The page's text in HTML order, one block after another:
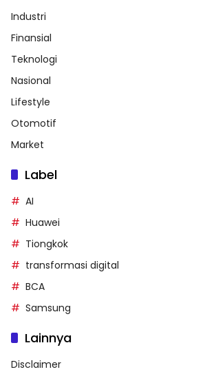
Industri
Finansial
Teknologi
Nasional
Lifestyle
Otomotif
Market
Label
AI
Huawei
Tiongkok
transformasi digital
BCA
Samsung
Lainnya
Disclaimer